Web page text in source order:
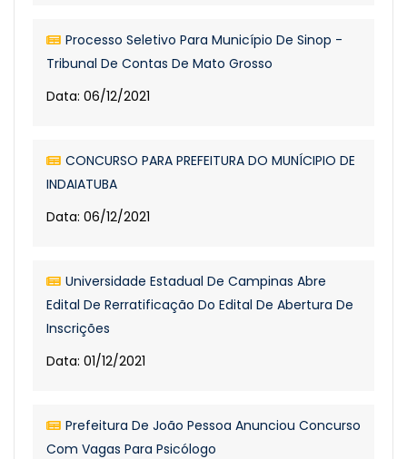
Processo Seletivo Para Município De Sinop -
Tribunal De Contas De Mato Grosso
Data: 06/12/2021
CONCURSO PARA PREFEITURA DO MUNÍCIPIO DE
INDAIATUBA
Data: 06/12/2021
Universidade Estadual De Campinas Abre
Edital De Rerratificação Do Edital De Abertura De
Inscrições
Data: 01/12/2021
Prefeitura De João Pessoa Anunciou Concurso
Com Vagas Para Psicólogo